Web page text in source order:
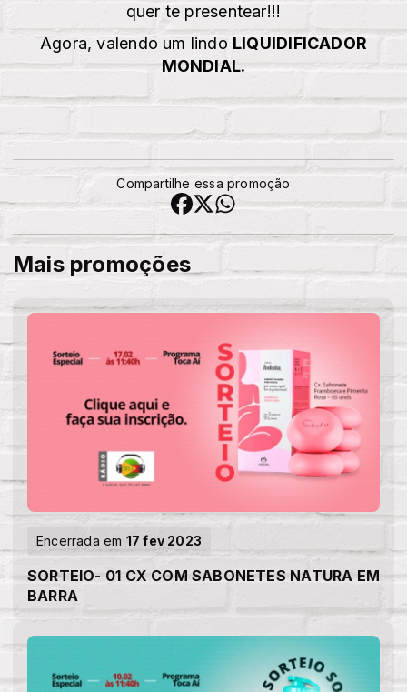
quer te presentear!!!
Agora, valendo um lindo LIQUIDIFICADOR
MONDIAL.
Compartilhe essa promoção
Mais promoções
Encerrada em 17 fev 2023
SORTEIO- 01 CX COM SABONETES NATURA EM
BARRA